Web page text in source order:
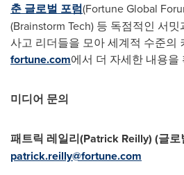
춘 글로벌 포럼(Fortune Global
(Brainstorm Tech) 등 독점적인 서밋
사고 리더들을 모아세계적 수준의
fortune.com에서 더 자세한 내용을
미디어 문의
패트릭 레일리(Patrick Reilly) (글로
patrick.reilly@fortune.com